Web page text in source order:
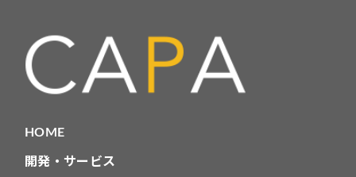
ー
シ
ンHOME
開発・サービス